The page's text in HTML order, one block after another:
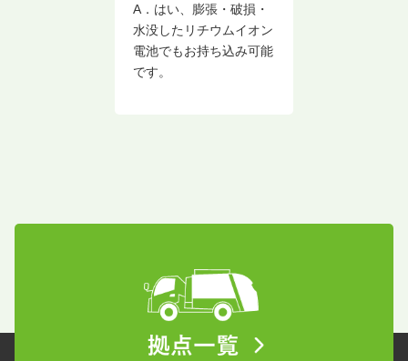
A．はい、膨張・破損・
水没したリチウムイオン
電池でもお持ち込み可能
です。